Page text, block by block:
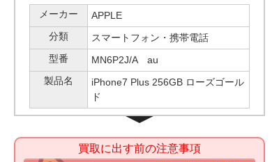
メーカー
APPLE
分類
スマートフォン・携帯電話
型番
MN6P2J/A au
製品名
iPhone7 Plus 256GB ローズゴール
ド
買取に出す前の注意事項